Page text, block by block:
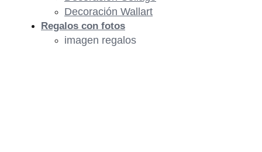
Decoración Wallart
Regalos con fotos
imagen regalos